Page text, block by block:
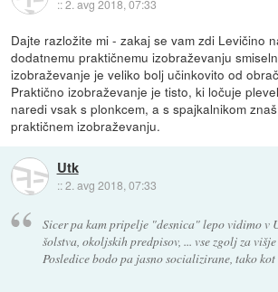
::2. avg 2018, 07:33
Dajte razložite mi - zakaj se vam zdi Levičino
dodatnemu praktičnemu izobraževanju
izobraževanje je veliko bolj učinkovito od
Praktično izobraževanje je tisto, ki ločuje
naredi vsak s plonkcem, a s spajkalnikom
praktičnem izobraževanju.
Utk
::2. avg 2018, 07:33
Sicer pa kam pripelje "desnica" lepo vidimo v
šolstva, okoljskih predpisov, ... vse zgolj za
Posledice bodo pa jasno socializirane, tako kot